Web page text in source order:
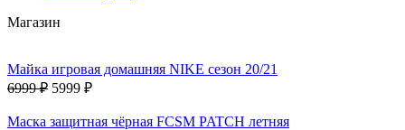
Магазин
Майка игровая домашняя NIKE сезон 20/21
6999 ₽ 5999 ₽
Маска защитная чёрная FCSM PATCH летняя